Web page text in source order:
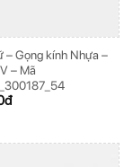
Gọng kính Nhựa –
– Mã
đ